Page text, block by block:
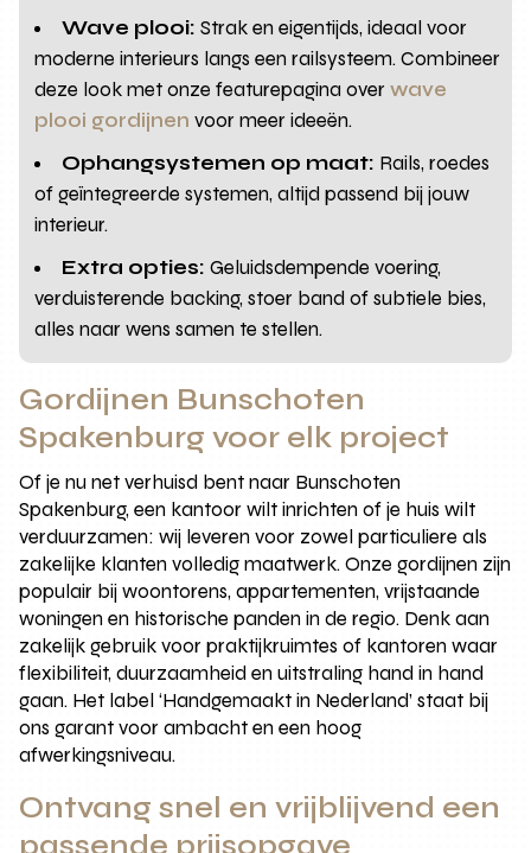
Wave plooi: Strak en eigentijds, ideaal voor
moderne interieurs langs een railsysteem. Combineer
deze look met onze featurepagina overwave
plooi gordijnen voor meer ideeën.
Ophangsystemen op maat: Rails, roedes
of geïntegreerde systemen, altijd passend bij jouw
interieur.
Extra opties: Geluidsdempende voering,
verduisterende backing, stoer band of subtiele bies,
alles naar wens samen te stellen.
Gordijnen Bunschoten
Spakenburg voor elk project
Of je nu net verhuisd bent naar Bunschoten
Spakenburg, een kantoor wilt inrichten of je huis wilt
verduurzamen: wij leveren voor zowel particuliere als
zakelijke klanten volledig maatwerk. Onze gordijnen zijn
populair bij woontorens, appartementen, vrijstaande
woningen en historische panden in de regio. Denk aan
zakelijk gebruik voor praktijkruimtes of kantoren waar
flexibiliteit, duurzaamheid en uitstraling hand in hand
gaan. Het label ‘Handgemaakt in Nederland’ staat bij
ons garant voor ambacht en een hoog
afwerkingsniveau.
Ontvang snel en vrijblijvend een